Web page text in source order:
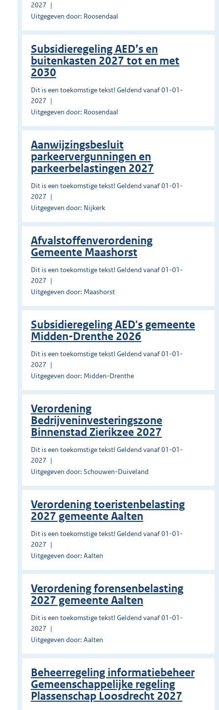
2027
Uitgegeven door: Roosendaal
Subsidieregeling AED’s en
buitenkasten 2027 tot en met
2030
Dit is een toekomstige tekst! Geldend vanaf 01-01-
2027
Uitgegeven door: Roosendaal
Aanwijzingsbesluit
parkeervergunningen en
parkeerbelastingen 2027
Dit is een toekomstige tekst! Geldend vanaf 01-01-
2027
Uitgegeven door: Nijkerk
Afvalstoffenverordening
Gemeente Maashorst
Dit is een toekomstige tekst! Geldend vanaf 01-01-
2027
Uitgegeven door: Maashorst
Subsidieregeling AED's gemeente
Midden-Drenthe 2026
Dit is een toekomstige tekst! Geldend vanaf 01-01-
2027
Uitgegeven door: Midden-Drenthe
Verordening
Bedrijveninvesteringszone
Binnenstad Zierikzee 2027
Dit is een toekomstige tekst! Geldend vanaf 01-01-
2027
Uitgegeven door: Schouwen-Duiveland
Verordening toeristenbelasting
2027 gemeente Aalten
Dit is een toekomstige tekst! Geldend vanaf 01-01-
2027
Uitgegeven door: Aalten
Verordening forensenbelasting
2027 gemeente Aalten
Dit is een toekomstige tekst! Geldend vanaf 01-01-
2027
Uitgegeven door: Aalten
Beheerregeling informatiebeheer
Gemeenschappelijke regeling
Plassenschap Loosdrecht 2027